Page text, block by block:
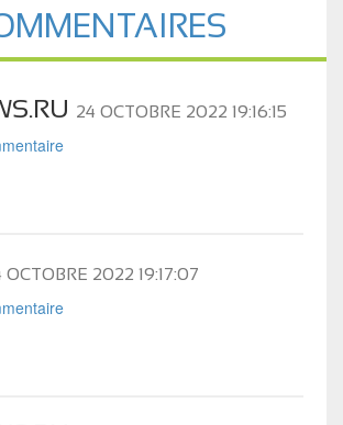
24 OCTOBRE 2022 19:16:15
OCTOBRE 2022 19:17:07